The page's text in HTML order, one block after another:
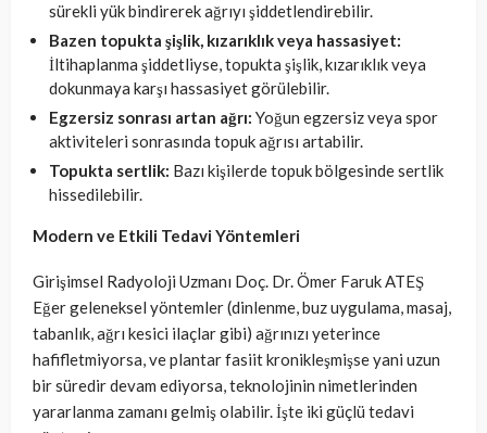
sürekli yük bindirerek ağrıyı şiddetlendirebilir.
Bazen topukta şişlik, kızarıklık veya hassasiyet:
İltihaplanma şiddetliyse, topukta şişlik, kızarıklık veya
dokunmaya karşı hassasiyet görülebilir.
Egzersiz sonrası artan ağrı: Yoğun egzersiz veya spor
aktiviteleri sonrasında topuk ağrısı artabilir.
Topukta sertlik: Bazı kişilerde topuk bölgesinde sertlik
hissedilebilir.
Modern ve Etkili Tedavi Yöntemleri
Girişimsel Radyoloji Uzmanı Doç. Dr. Ömer Faruk ATEŞ
Eğer geleneksel yöntemler (dinlenme, buz uygulama, masaj,
tabanlık, ağrı kesici ilaçlar gibi) ağrınızı yeterince
hafifletmiyorsa, ve plantar fasiit kronikleşmişse yani uzun
bir süredir devam ediyorsa, teknolojinin nimetlerinden
yararlanma zamanı gelmiş olabilir. İşte iki güçlü tedavi